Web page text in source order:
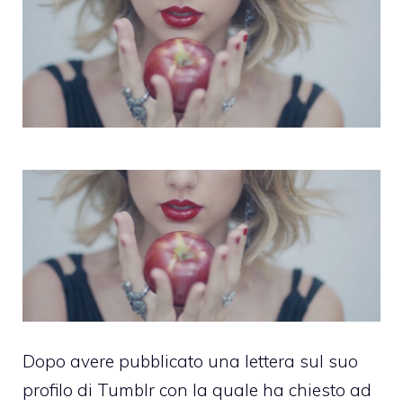
Dopo avere pubblicato una lettera sul suo
profilo di Tumblr con la quale ha chiesto ad